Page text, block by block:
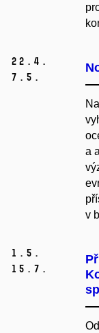
22. 4.
7. 5.
a
v
1. 5.
15. 7.